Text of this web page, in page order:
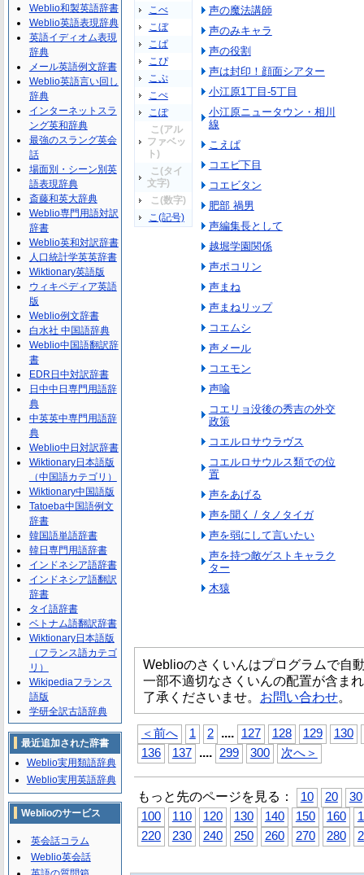
こべ
こぼ
こぱ
こぴ
こぷ
こぺ
こぽ
こ(アル
ファベッ
ト)
こ(タイ
文字)
こ(数字)
こ(記号)
声の魔法講師
声のみキャラ
声の役割
声は封印！顔面シアター
小江原1丁目-5丁目
小江原ニュータウン・相川
線
こえぱ
コエビ下目
コエビタン
肥部 禍男
声編集長として
越堀学園関係
声ポコリン
声まね
声まねリップ
コエムシ
声メール
コエモン
声喩
コエリョ没後の秀吉の外交
政策
コエルロサウラヴス
コエルロサウルス類での位
置
声をあげる
声を聞く / タノタイガ
声を弱にして言いたい
声を持つ敵ゲストキャラク
ター
木猿
Weblioのさくいんはプログラムで自
一部不適切なさくいんの配置が含ま
了承くださいませ。 お問い合わせ。
＜前へ 1 2 .... 127 128 129
130
136
137 .... 299 300 次へ＞
もっと先のページを見る： 10 20
30
100
110 120 130 140 150 160
220
230 240 250 260 270 280
Weblio和製英語辞書
Weblio英語表現辞典
英語イディオム表現
辞典
メール英語例文辞書
Weblio英語言い回し
辞典
インターネットスラ
ング英和辞典
最強のスラング英会
話
場面別・シーン別英
語表現辞典
斎藤和英大辞典
Weblio専門用語対訳
辞書
Weblio英和対訳辞書
人口統計学英英辞書
Wiktionary英語版
ウィキペディア英語
版
Weblio例文辞書
白水社 中国語辞典
Weblio中国語翻訳辞
書
EDR日中対訳辞書
日中中日専門用語辞
典
中英英中専門用語辞
典
Weblio中日対訳辞書
Wiktionary日本語版
（中国語カテゴリ）
Wiktionary中国語版
Tatoeba中国語例文
辞書
韓国語単語辞書
韓日専門用語辞書
インドネシア語辞書
インドネシア語翻訳
辞書
タイ語辞書
ベトナム語翻訳辞書
Wiktionary日本語版
（フランス語カテゴ
リ）
Wikipediaフランス
語版
学研全訳古語辞典
最近追加された辞書
Weblio実用類語辞典
Weblio実用英語辞典
Weblioのサービス
英会話コラム
Weblio英会話